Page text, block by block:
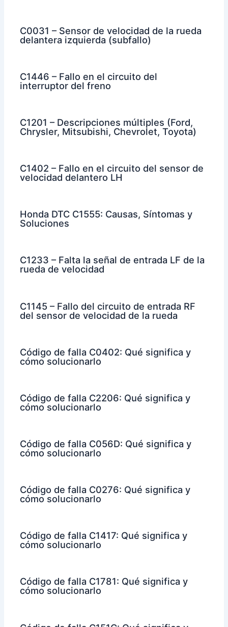
C0031 – Sensor de velocidad de la rueda
delantera izquierda (subfallo)
C1446 – Fallo en el circuito del
interruptor del freno
C1201 – Descripciones múltiples (Ford,
Chrysler, Mitsubishi, Chevrolet, Toyota)
C1402 – Fallo en el circuito del sensor de
velocidad delantero LH
Honda DTC C1555: Causas, Síntomas y
Soluciones
C1233 – Falta la señal de entrada LF de la
rueda de velocidad
C1145 – Fallo del circuito de entrada RF
del sensor de velocidad de la rueda
Código de falla C0402: Qué significa y
cómo solucionarlo
Código de falla C2206: Qué significa y
cómo solucionarlo
Código de falla C056D: Qué significa y
cómo solucionarlo
Código de falla C0276: Qué significa y
cómo solucionarlo
Código de falla C1417: Qué significa y
cómo solucionarlo
Código de falla C1781: Qué significa y
cómo solucionarlo